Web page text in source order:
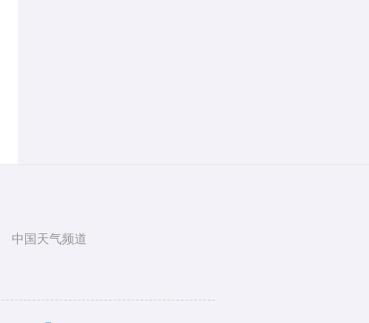
中国天气频道